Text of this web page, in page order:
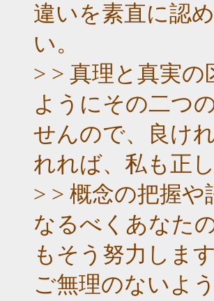
違いを素直に認
い。
> > 真理と真実
ようにその二つ
せんので、良け
れれば、私も正
> > 概念の把握
なるべくあなた
もそう努力しま
ご無理のないよ